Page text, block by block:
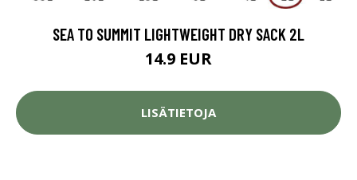
SEA TO SUMMIT LIGHTWEIGHT DRY SACK 2L
14.9 EUR
LISÄTIETOJA